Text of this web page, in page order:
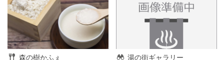
森の樹かふぇ 湯の街ギャラリー